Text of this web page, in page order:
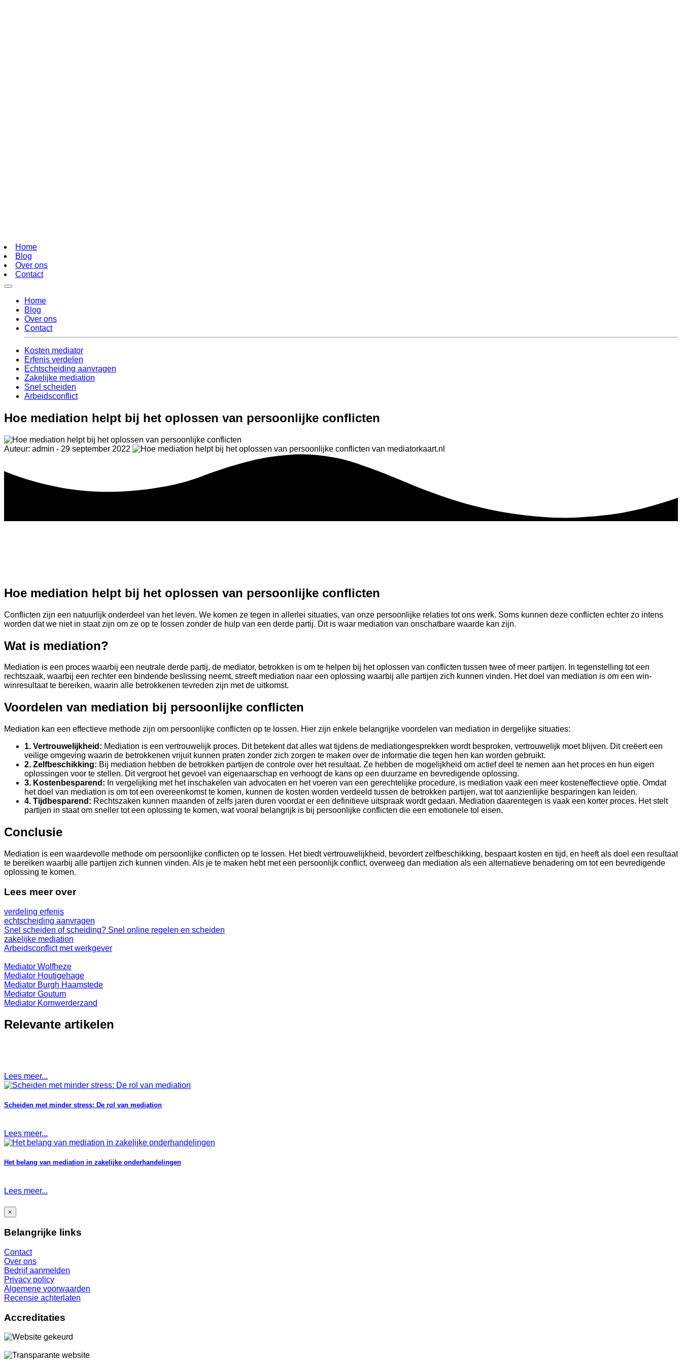
Home
Blog
Over ons
Contact
Home
Blog
Over ons
Contact
Kosten mediator
Erfenis verdelen
Echtscheiding aanvragen
Zakelijke mediation
Snel scheiden
Arbeidsconflict
Hoe mediation helpt bij het oplossen van persoonlijke conflicten
Auteur: admin - 29 september 2022
Hoe mediation helpt bij het oplossen van persoonlijke conflicten
Conflicten zijn een natuurlijk onderdeel van het leven. We komen ze tegen in allerlei situaties, van onze persoonlijke relaties tot ons werk. Soms kunnen deze conflicten echter zo intens
worden dat we niet in staat zijn om ze op te lossen zonder de hulp van een derde partij. Dit is waar mediation van onschatbare waarde kan zijn.
Wat is mediation?
Mediation is een proces waarbij een neutrale derde partij, de mediator, betrokken is om te helpen bij het oplossen van conflicten tussen twee of meer partijen. In tegenstelling tot een
rechtszaak, waarbij een rechter een bindende beslissing neemt, streeft mediation naar een oplossing waarbij alle partijen zich kunnen vinden. Het doel van mediation is om een win-
winresultaat te bereiken, waarin alle betrokkenen tevreden zijn met de uitkomst.
Voordelen van mediation bij persoonlijke conflicten
Mediation kan een effectieve methode zijn om persoonlijke conflicten op te lossen. Hier zijn enkele belangrijke voordelen van mediation in dergelijke situaties:
1. Vertrouwelijkheid: Mediation is een vertrouwelijk proces. Dit betekent dat alles wat tijdens de mediationgesprekken wordt besproken, vertrouwelijk moet blijven. Dit creëert een
veilige omgeving waarin de betrokkenen vrijuit kunnen praten zonder zich zorgen te maken over de informatie die tegen hen kan worden gebruikt.
2. Zelfbeschikking: Bij mediation hebben de betrokken partijen de controle over het resultaat. Ze hebben de mogelijkheid om actief deel te nemen aan het proces en hun eigen
oplossingen voor te stellen. Dit vergroot het gevoel van eigenaarschap en verhoogt de kans op een duurzame en bevredigende oplossing.
3. Kostenbesparend: In vergelijking met het inschakelen van advocaten en het voeren van een gerechtelijke procedure, is mediation vaak een meer kosteneffectieve optie. Omdat
het doel van mediation is om tot een overeenkomst te komen, kunnen de kosten worden verdeeld tussen de betrokken partijen, wat tot aanzienlijke besparingen kan leiden.
4. Tijdbesparend: Rechtszaken kunnen maanden of zelfs jaren duren voordat er een definitieve uitspraak wordt gedaan. Mediation daarentegen is vaak een korter proces. Het stelt
partijen in staat om sneller tot een oplossing te komen, wat vooral belangrijk is bij persoonlijke conflicten die een emotionele tol eisen.
Conclusie
Mediation is een waardevolle methode om persoonlijke conflicten op te lossen. Het biedt vertrouwelijkheid, bevordert zelfbeschikking, bespaart kosten en tijd, en heeft als doel een resultaat
te bereiken waarbij alle partijen zich kunnen vinden. Als je te maken hebt met een persoonlijk conflict, overweeg dan mediation als een alternatieve benadering om tot een bevredigende
oplossing te komen.
Lees meer over
verdeling erfenis
echtscheiding aanvragen
Snel scheiden of scheiding? Snel online regelen en scheiden
zakelijke mediation
Arbeidsconflict met werkgever
Mediator Wolfheze
Mediator Houtigehage
Mediator Burgh Haamstede
Mediator Goutum
Mediator Kornwerderzand
Relevante artikelen
Lees meer...
Scheiden met minder stress: De rol van mediation
Lees meer...
Het belang van mediation in zakelijke onderhandelingen
Lees meer...
×
Belangrijke links
Contact
Over ons
Bedrijf aanmelden
Privacy policy
Algemene voorwaarden
Recensie achterlaten
Accreditaties